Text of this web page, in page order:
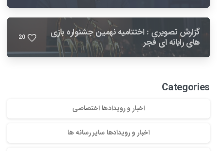
گزارش تصویری : اختتامیه نهمین جشنواره بازی
های رایانه ای فجر 20
Categories
اخبار و رویدادها اختصاصی
اخبار و رویدادها سایر رسانه ها